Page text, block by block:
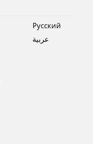
Pусский
عربية